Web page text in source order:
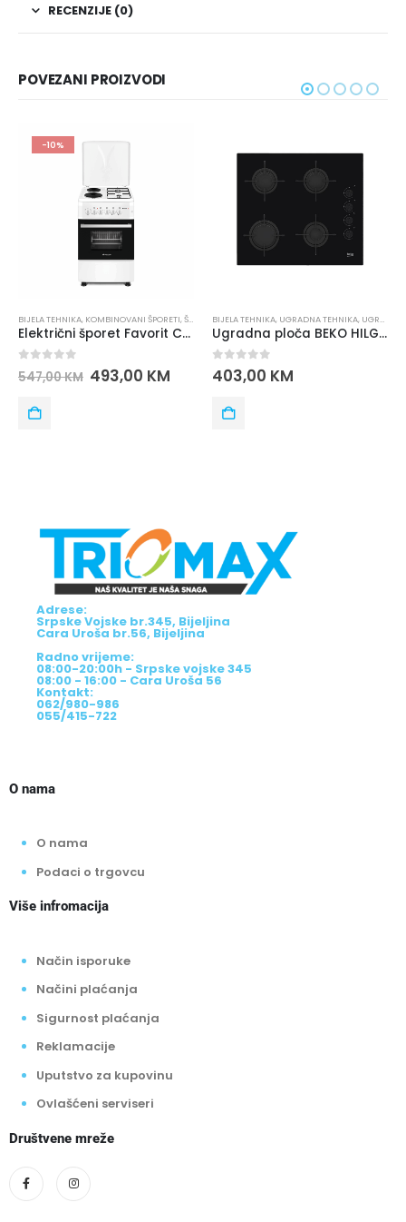
RECENZIJE (0)
POVEZANI PROIZVODI
ŠPORETI,ŠPORETI
Električni šporet Favorit CC60-22W
KM
BIJELA TEHNIKA, UGRADNA TEHNIKA,UGRADNE PLOČE
Ugradna ploča BEKO HILG 64120 S
out of 5
403,00KM
BIJELA TEHNIKA,BRENDOVI,
0out of 5
806,00
Adrese:
Srpske Vojske br.345, Bijeljina
Cara Uroša br.56, Bijeljina
Radno vrijeme:
08:00-20:00h - Srpske vojske 345
08:00 - 16:00 - Cara Uroša 56
Kontakt:
062/980-986
055/415-722
O nama
O nama
Podaci o trgovcu
Više infromacija
Način isporuke
Načini plaćanja
Sigurnost plaćanja
Reklamacije
Uputstvo za kupovinu
Ovlašćeni serviseri
Društvene mreže